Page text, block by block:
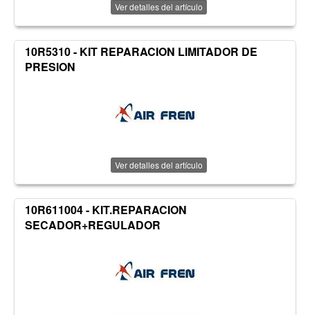
Ver detalles del artículo
10R5310 - KIT REPARACION LIMITADOR DE
PRESION
Ver detalles del artículo
10R611004 - KIT.REPARACION
SECADOR+REGULADOR